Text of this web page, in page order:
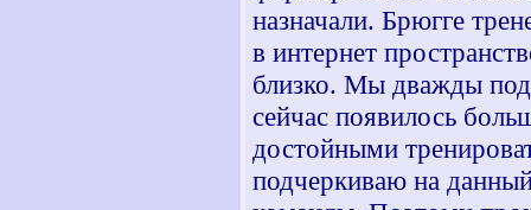
назначали. Брюгге
в интернет
близко. Мы дважды
сейчас появилось
достойными
подчеркиваю на